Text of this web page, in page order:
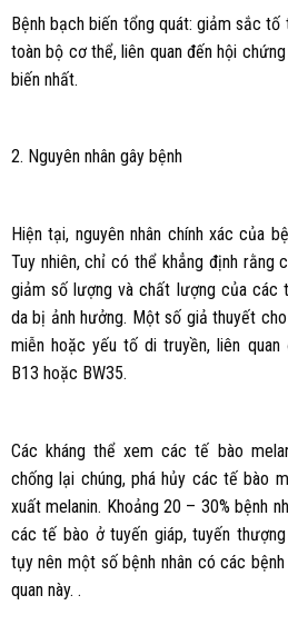
Bệnh bạch biến tổng quát: giảm sắc
toàn bộ cơ thể, liên quan đến hội
biến nhất.
2. Nguyên nhân gây bệnh
Hiện tại, nguyên nhân chính xác của
Tuy nhiên, chỉ có thể khẳng định rằng
giảm số lượng và chất lượng của các
da bị ảnh hưởng. Một số giả thuyết
miễn hoặc yếu tố di truyền, liên
B13 hoặc BW35.
Các kháng thể xem các tế bào
chống lại chúng, phá hủy các tế bào
xuất melanin. Khoảng 20 – 30% bệnh
các tế bào ở tuyến giáp, tuyến
tụy nên một số bệnh nhân có các
quan này. .